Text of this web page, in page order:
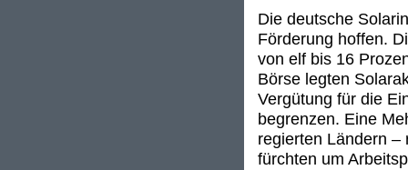
Die deutsche
Förderung hoffen.
von elf bis 16
Börse legten
Vergütung für die
begrenzen. Eine
regierten Ländern –
fürchten um